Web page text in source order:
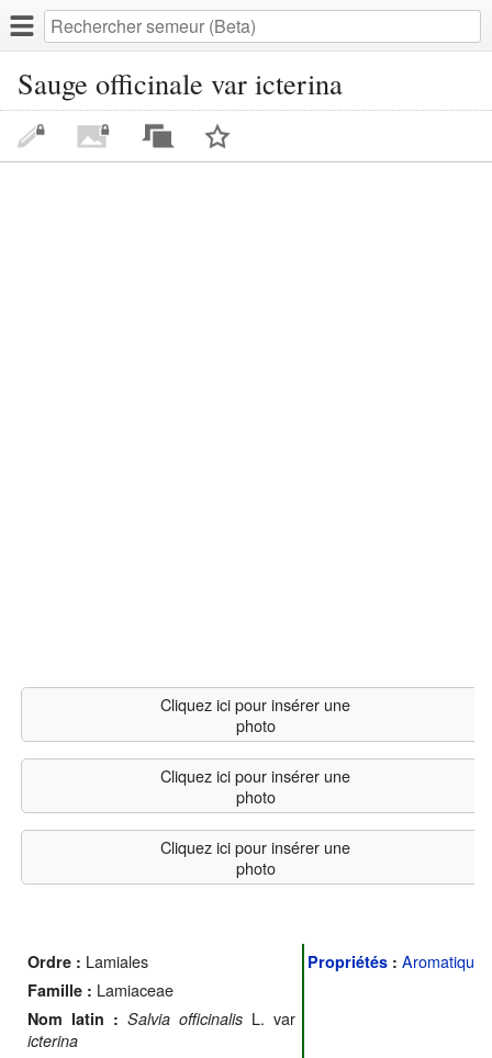
Sauge officinale var icterina
Cliquez ici pour insérer une
photo
Cliquez ici pour insérer une
photo
Cliquez ici pour insérer une
photo
Ordre : Lamiales
Famille : Lamiaceae
Nom latin : Salvia officinalis L. var
icterina
Propriétés : Aromatique